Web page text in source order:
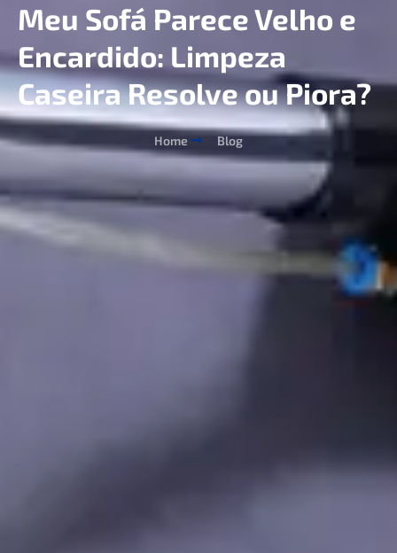
Meu Sofá Parece Velho e
Encardido: Limpeza
Caseira Resolve ou Piora?
Home Blog